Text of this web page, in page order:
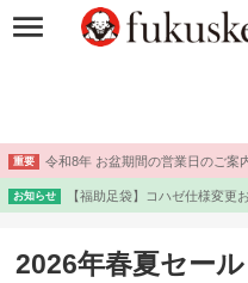
重要 令和8年 お盆期間の営業日のご案
お知らせ 【福助足袋】コハゼ仕様変更
2026年春夏セール